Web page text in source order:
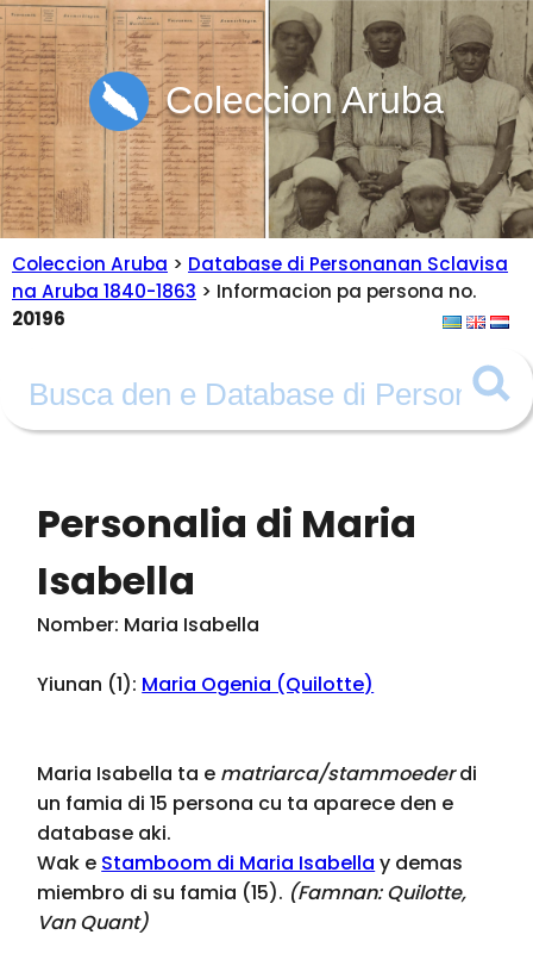
Coleccion Aruba
Coleccion Aruba > Database di Personanan Sclavisa
na Aruba 1840-1863 > Informacion pa persona no.
20196
Personalia di Maria
Isabella
Nomber: Maria Isabella
Yiunan (1): Maria Ogenia (Quilotte)
Maria Isabella ta e matriarca/stammoederdi
un famia di 15 persona cu ta aparece den e
database aki.
Wak e Stamboom di Maria Isabella y demas
miembro di su famia (15). (Famnan:Quilotte,
Van Quant)